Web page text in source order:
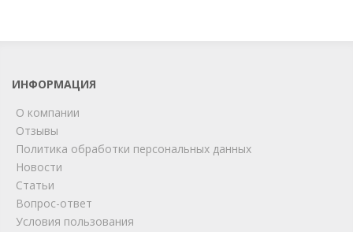
ИНФОРМАЦИЯ
О компании
Отзывы
Политика обработки персональных данных
Новости
Статьи
Вопрос-ответ
Условия пользования